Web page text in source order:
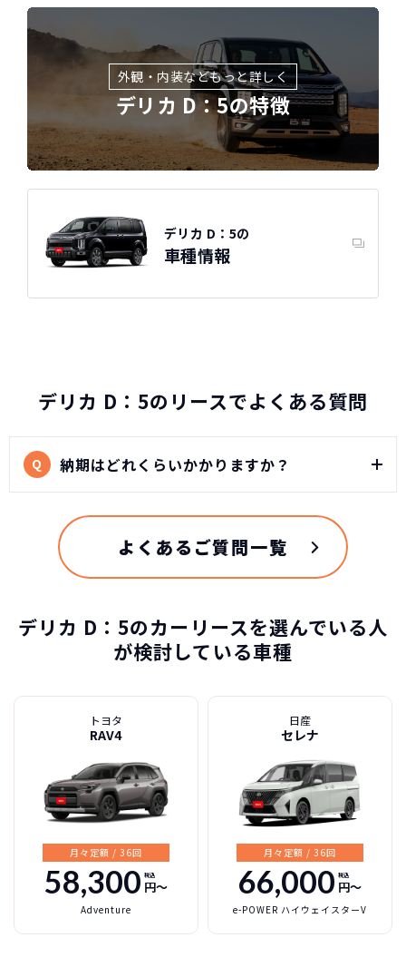
カーリースって結局ローンで
買うより高いんで
すよね？
総支払い金額
比べれば一目
瞭然！
圧倒的な安さが
お分かりいた
だけます。
新車に乗りたいけど、まとまったお金がない。
ボーナスも
頭金・ボーナス払い・車検が不要！
月額以外は一切不要の定額料
金
たしかに安いけど、自分のものにならないんで
しょ？
所有の方がリスクがいっぱい！
3年ごとに新車に
乗換えるカ
ーライフ
※車種により契約年数は異なります
外観・内装などもっと詳しく
デリカ D：5の特徴
デリカ D：5の
車種情報
三菱自動車
デリカ D：5の特徴
デリカ D：5のリースでよくある質問
Q 納期はどれくらいかかりますか？
よくあるご質問一覧
デリカ D：5のカーリースを選んでいる人
が検討している車種
トヨタ
RAV4
月々定額 / 36回
58,300 税込
円〜
Adventure
日産
セレナ
月々定額 / 36回
66,000 税込
円〜
e-POWER ハイウェイスターV